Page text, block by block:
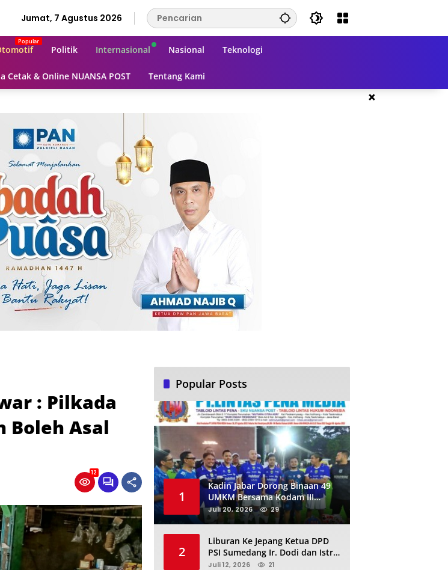
Jumat, 7 Agustus 2026
Politik Internasional Nasional Teknologi
& Online NUANSA POST Tentang Kami
×
: Pilkada
Boleh Asal
12
Popular Posts
1
Kadin Jabar Dorong Binaan 49
UMKM Bersama Kodam III
Siliwangi Sambil Nobar Final
Piala Dunia, Akan Ada Investor
Juli 20, 2026 29
2
Liburan Ke Jepang Ketua DPD
PSI Sumedang Ir. Dodi dan Istri
Kibarkan Bendera PSI “Jangan
Juli 12, 2026 21